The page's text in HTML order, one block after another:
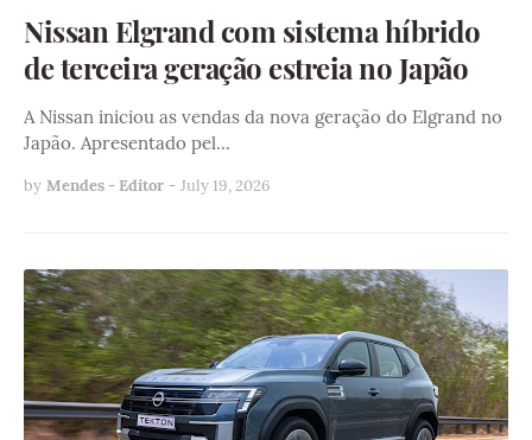
Nissan Elgrand com sistema híbrido
de terceira geração estreia no Japão
A Nissan iniciou as vendas da nova geração do Elgrand no
Japão. Apresentado pel…
by Mendes - Editor - July 19, 2026